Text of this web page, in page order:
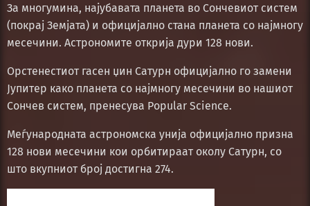
За многумина, најубавата планета во Сончевиот систем
(покрај Земјата) и официјално стана планета со најмногу
месечини. Астрономите открија дури 128 нови.
Орстенестиот гасен џин Сатурн официјално го замени
Јупитер како планета со најмногу месечини во нашиот
Сончев систем, пренесува Popular Science.
Меѓународната астрономска унија официјално призна
128 нови месечини кои орбитираат околу Сатурн, со
што вкупниот број достигна 274.